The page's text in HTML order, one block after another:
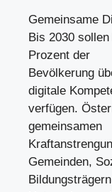
Gemeinsame
Bis 2030
Prozent der
Bevölkerung
digitale
verfügen.
gemeinsamen
Gemeinden,